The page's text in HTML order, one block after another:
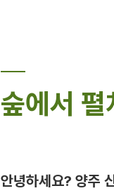
숲에서 펼
안녕하세요? 양주